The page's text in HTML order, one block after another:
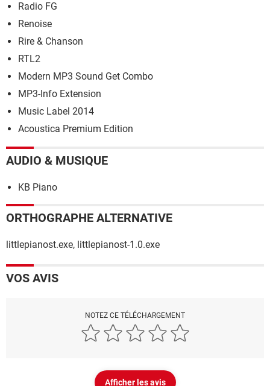
Radio FG
Renoise
Rire & Chanson
RTL2
Modern MP3 Sound Get Combo
MP3-Info Extension
Music Label 2014
Acoustica Premium Edition
AUDIO & MUSIQUE
KB Piano
ORTHOGRAPHE ALTERNATIVE
littlepianost.exe, littlepianost-1.0.exe
VOS AVIS
NOTEZ CE TÉLÉCHARGEMENT
Afficher les avis